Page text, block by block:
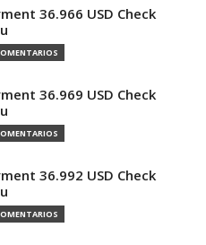
36.966 USD Check
36.969 USD Check
36.992 USD Check